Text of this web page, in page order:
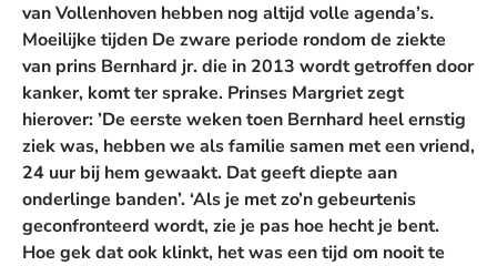
van Vollenhoven hebben nog altijd volle agenda’s.
Moeilijke tijden De zware periode rondom de ziekte
van prins Bernhard jr. die in 2013 wordt getroffen door
kanker, komt ter sprake. Prinses Margriet zegt
hierover: ’De eerste weken toen Bernhard heel ernstig
ziek was, hebben we als familie samen met een vriend,
24 uur bij hem gewaakt. Dat geeft diepte aan
onderlinge banden’. ‘Als je met zo’n gebeurtenis
geconfronteerd wordt, zie je pas hoe hecht je bent.
Hoe gek dat ook klinkt, het was een tijd om nooit te